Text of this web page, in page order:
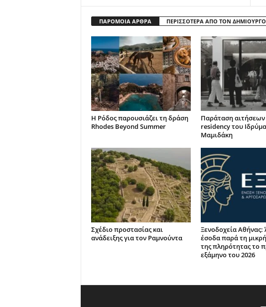
ΠΑΡΟΜΟΙΑ ΑΡΘΡΑ ΠΕΡΙΣΣΟΤΕΡΑ ΑΠΟ ΤΟΝ ΔΗΜΙΟΥΡΓΟ
Η Ρόδος παρουσιάζει τη δράση
Rhodes Beyond Summer
Παράταση αιτήσεων
residency του
Μαμιδάκη
Σχέδιο προστασίας και
ανάδειξης για τον Ραμνούντα
Ξενοδοχεία Αθήνας:
έσοδα παρά τη
της πληρότητας το
εξάμηνο του 2026